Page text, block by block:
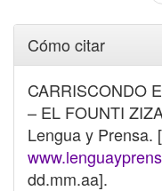
Cómo citar
CARRISCONDO
– EL FOUNTI
Lengua y Prensa.
dd.mm.aa].